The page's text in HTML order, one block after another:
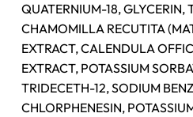
QUATERNIUM-18, GLYCERIN,
CHAMOMILLA RECUTITA
EXTRACT, CALENDULA
EXTRACT, POTASSIUM
TRIDECETH-12, SODIUM
CHLORPHENESIN,